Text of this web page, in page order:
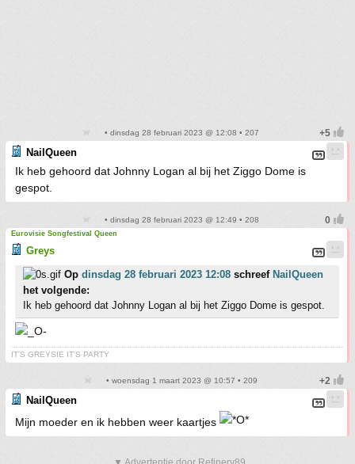
• dinsdag 28 februari 2023 @ 12:08 • 207
NailQueen
Ik heb gehoord dat Johnny Logan al bij het Ziggo Dome is
gespot.
• dinsdag 28 februari 2023 @ 12:49 • 208
Eurovisie Songfestival Queen
Greys
Op dinsdag 28 februari 2023 12:08 schreef NailQueen
het volgende:
Ik heb gehoord dat Johnny Logan al bij het Ziggo Dome is gespot.
IT'S GREYSIE IT'S PARTY
• woensdag 1 maart 2023 @ 10:57 • 209
NailQueen
Mijn moeder en ik hebben weer kaartjes